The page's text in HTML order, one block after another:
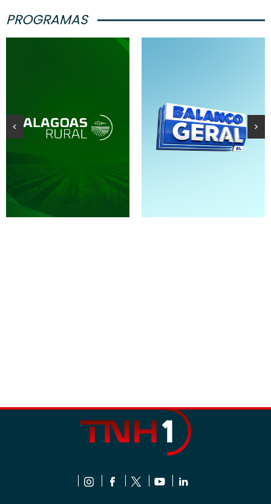
PROGRAMAS
< >